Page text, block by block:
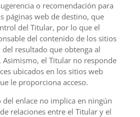
o recomendación para
páginas web de destino, que
del Titular, por lo que el
del contenido de los sitios
resultado que obtenga al
Asimismo, el Titular no responde
ubicados en los sitios web
le proporciona acceso.
del enlace no implica en ningún
relaciones entre el Titular y el